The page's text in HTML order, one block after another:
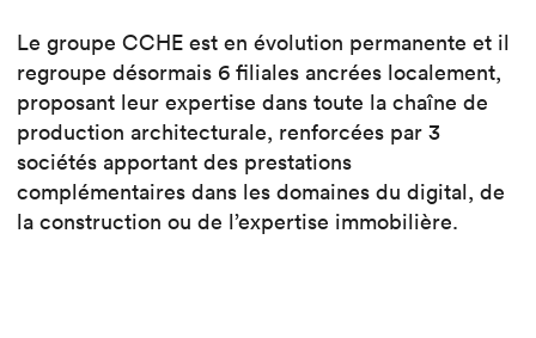
Le groupe CCHE est en évolution permanente et il
regroupe désormais 6 filiales ancrées localement,
proposant leur expertise dans toute la chaîne de
production architecturale, renforcées par 3
sociétés apportant des prestations
complémentaires dans les domaines du digital, de
la construction ou de l’expertise immobilière.